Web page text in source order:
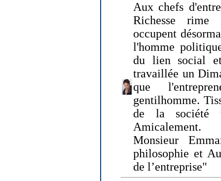
Aux chefs
Richesse rime
occupent
l'homme
du lien social
travaillée un
que
gentilhomme.
de la société
Amicalement.
Monsieur
philosophie et
de l’entreprise"